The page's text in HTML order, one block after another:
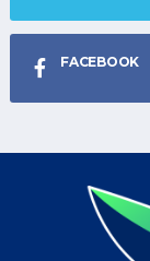
FACEBOOK